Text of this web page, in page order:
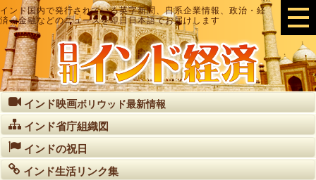
インド国内で発行されている英字新聞、日系企業情報、政治・経
済・金融などのニュースを即日日本語でお届けします
インド映画ボリウッド最新情報
インド省庁組織図
インドの祝日
インド生活リンク集